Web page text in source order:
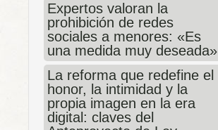
Expertos valoran la
prohibición de redes
sociales a menores: «Es
una medida muy deseada»
La reforma que redefine el
honor, la intimidad y la
propia imagen en la era
digital: claves del